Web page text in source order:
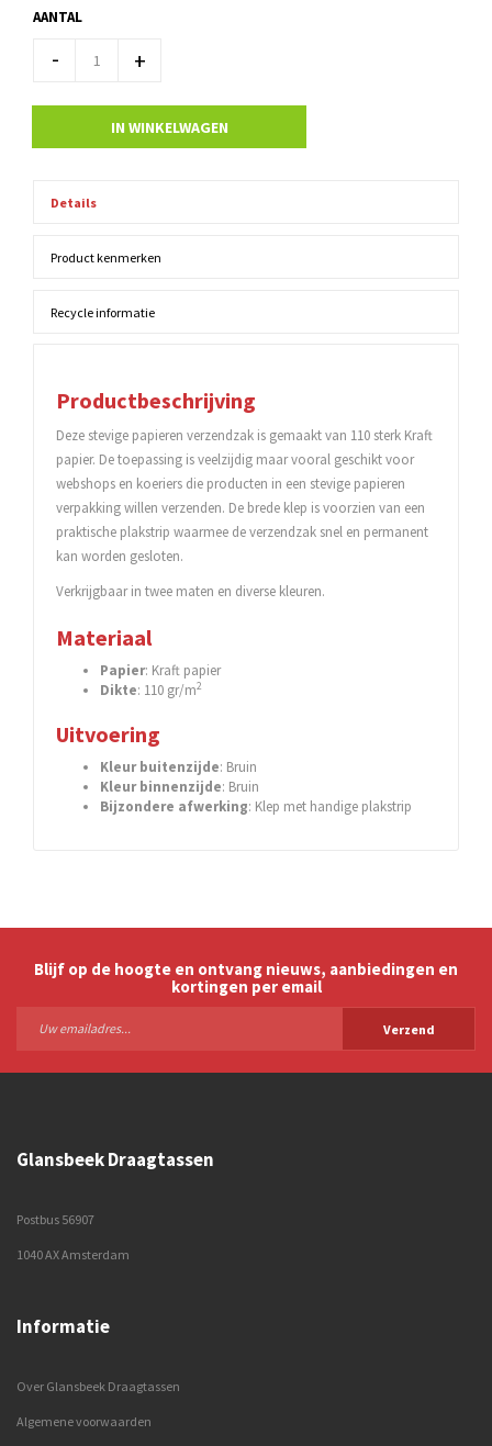
AANTAL
- +
IN WINKELWAGEN
Details
Product kenmerken
Recycle informatie
Productbeschrijving
Deze stevige papieren verzendzak is gemaakt van 110 sterk Kraft
papier. De toepassing is veelzijdig maar vooral geschikt voor
webshops en koeriers die producten in een stevige papieren
verpakking willen verzenden. De brede klep is voorzien van een
praktische plakstrip waarmee de verzendzak snel en permanent
kan worden gesloten.
Verkrijgbaar in twee maten en diverse kleuren.
Materiaal
Papier: Kraft papier
Dikte: 110 gr/m2
Uitvoering
Kleur buitenzijde: Bruin
Kleur binnenzijde: Bruin
Bijzondere afwerking: Klep met handige plakstrip
Blijf op de hoogte en ontvang nieuws, aanbiedingen en
kortingen per email
Verzend
Glansbeek Draagtassen
Postbus 56907
1040 AX Amsterdam
Informatie
Over Glansbeek Draagtassen
Algemene voorwaarden